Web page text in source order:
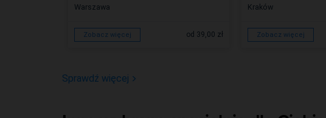
Warszawa
Zobacz więcej od 39,00 zł
Kraków
Zobacz więcej
Sprawdź więcej